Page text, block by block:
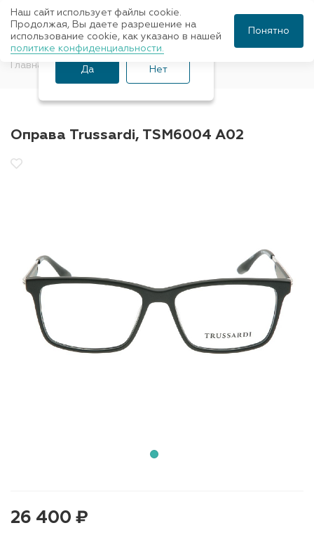
Главная Оправы для очков Trussardi
Оправа Trussardi, TSM6004 A02
26 400 ₽
Ваш город Санкт-
Петербург?
Да Нет
Наш сайт использует файлы cookie.
Продолжая, Вы даете разрешение на
использование cookie, как указано в нашей
политике конфиденциальности.
Понятно